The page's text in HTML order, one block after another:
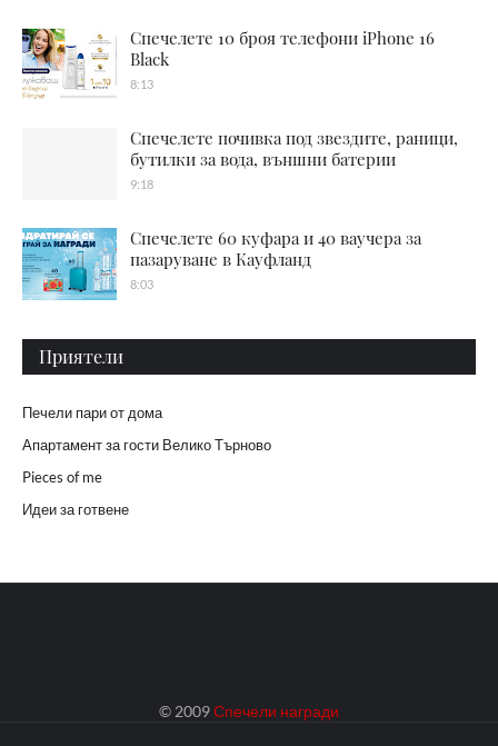
Спечелете 10 броя телефони iPhone 16
Black
8:13
Спечелете почивка под звездите, раници,
бутилки за вода, външни батерии
9:18
Спечелете 60 куфара и 40 ваучера за
пазаруване в Кауфланд
8:03
Приятели
Печели пари от дома
Апартамент за гости Велико Търново
Pieces of me
Идеи за готвене
© 2009Спечели награди